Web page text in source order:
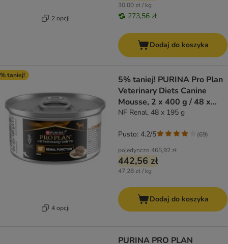
2 opcji
30,00 zł / kg
273,56 zł
Dodaj do koszyka
taniej!
4 opcji
5% taniej! PURINA Pro Plan
Veterinary Diets Canine
Mousse, 2 x 400 g / 48 x
195 g
NF Renal, 48 x 195 g
pojedynczo 465,92 zł
442,56 zł
47,28 zł / kg
Pusto: 4.2/5 (69)
Dodaj do koszyka
PURINA PRO PLAN